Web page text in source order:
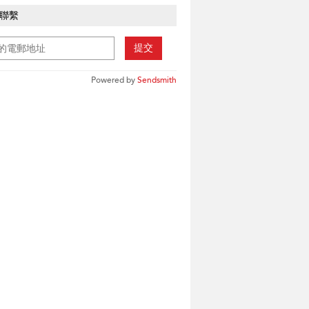
繫
提交
Powered bySendsmith